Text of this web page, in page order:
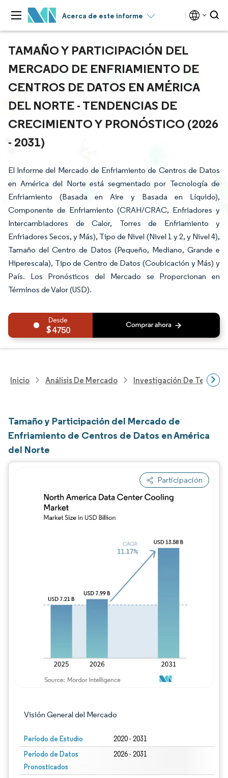
Acerca de este informe
TAMAÑO Y PARTICIPACIÓN DEL
MERCADO DE ENFRIAMIENTO DE
CENTROS DE DATOS EN AMÉRICA
DEL NORTE - TENDENCIAS DE
CRECIMIENTO Y PRONÓSTICO (2026
- 2031)
El Informe del Mercado de Enfriamiento de Centros de Datos
en América del Norte está segmentado por Tecnología de
Enfriamiento (Basada en Aire y Basada en Líquido),
Componente de Enfriamiento (CRAH/CRAC, Enfriadores y
Intercambiadores de Calor, Torres de Enfriamiento y
Enfriadores Secos, y Más), Tipo de Nivel (Nivel 1 y 2, y Nivel 4),
Tamaño del Centro de Datos (Pequeño, Mediano, Grande e
Hiperescala), Tipo de Centro de Datos (Coubicación y Más) y
País. Los Pronósticos del Mercado se Proporcionan en
Términos de Valor (USD).
4750
Inicio Análisis De Mercado Investigación De
Tamaño y Participación del Mercado de
Enfriamiento de Centros de Datos en América
del Norte
Participación
Visión General del Mercado
Período de Estudio 2020 - 2031
Período de Datos
Pronosticados
2026 - 2031
Imagen © Mordor Intelligence. El uso